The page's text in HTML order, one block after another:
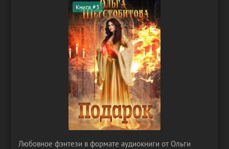
Книга #3
Любовное фэнтези в формате аудиокниги от Ольги